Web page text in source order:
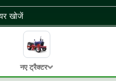
नए ट्रैक्टर